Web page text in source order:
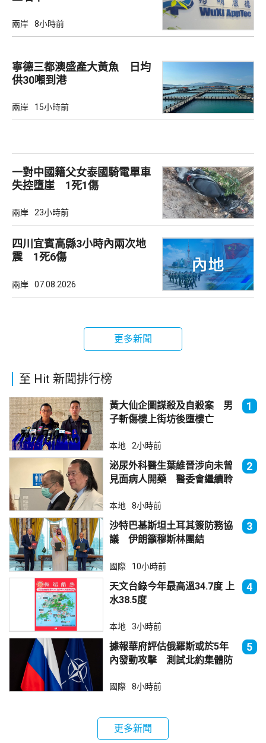
兩岸 8小時前
寧德三都澳盛產大黃魚 日均
供30噸到港
兩岸 15小時前
一對中國籍父女泰國騎電單車
失控墮崖 1死1傷
兩岸 23小時前
四川宜賓高縣3小時內兩次地
震 1死6傷
兩岸 07.08.2026
更多新聞
至 Hit 新聞排行榜
黃大仙企圖謀殺及自殺案 男
子斬傷樓上街坊後墮樓亡
1
本地 2小時前
泌尿外科醫生葉維晉涉向未曾
見面病人開藥 醫委會繼續聆
2
本地 8小時前
沙特巴基斯坦土耳其簽防務協
議 伊朗籲穆斯林團結
3
國際 10小時前
天文台錄今年最高溫34.7度 上
水38.5度
4
本地 3小時前
據報華府評估俄羅斯或於5年
內發動攻擊 測試北約集體防
5
國際 8小時前
更多新聞